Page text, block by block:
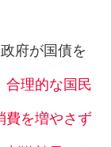
府が国債を
合理的な国民
費を増やさず